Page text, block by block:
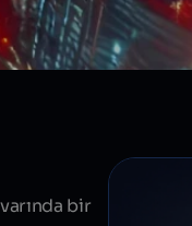
bir